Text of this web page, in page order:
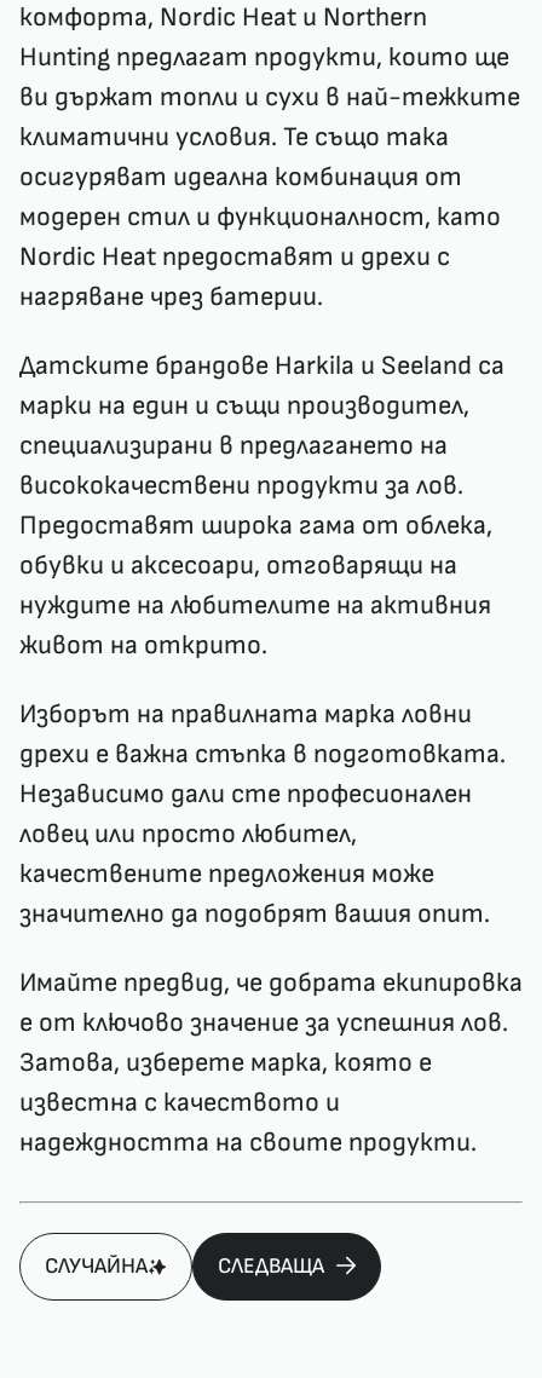
комфорта, Nordic Heat и Northern
Hunting предлагат продукти, които ще
ви държат топли и сухи в най-тежките
климатични условия. Те също така
осигуряват идеална комбинация от
модерен стил и функционалност, като
Nordic Heat предоставят и дрехи с
нагряване чрез батерии.
Датските брандове Harkila и Seeland са
марки на един и същи производител,
специализирани в предлагането на
висококачествени продукти за лов.
Предоставят широка гама от облека,
обувки и аксесоари, отговарящи на
нуждите на любителите на активния
живот на открито.
Изборът на правилната марка ловни
дрехи е важна стъпка в подготовката.
Независимо дали сте професионален
ловец или просто любител,
качествените предложения може
значително да подобрят вашия опит.
Имайте предвид, че добрата екипировка
е от ключово значение за успешния лов.
Затова, изберете марка, която е
известна с качеството и
надеждността на своите продукти.
СЛУЧАЙНА СЛЕДВАЩА